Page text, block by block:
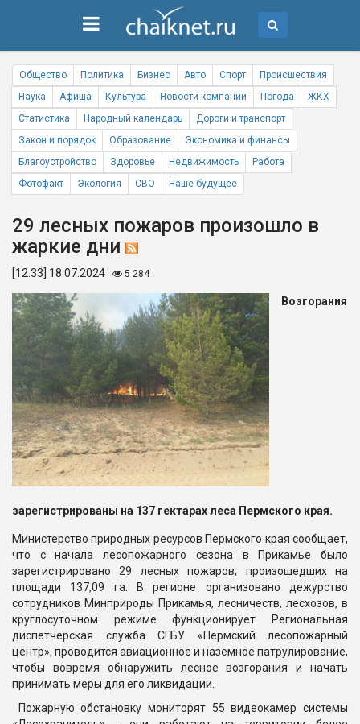
Общество Политика Бизнес Авто Спорт
Происшествия
Наука
Афиша Культура Новости компаний Погода
ЖКХ
Статистика
Народный календарь
Дороги и транспорт
Закон и порядок
Образование
Экономика и финансы
Благоустройство
Здоровье Недвижимость
Работа
Фотофакт
Экология СВО Наше будущее
29 лесных пожаров произошло в
жаркие дни
[12:33] 18.07.2024 5 284
Возгорания
зарегистрированы на 137 гектарах леса Пермского края.
Министерство природных ресурсов Пермского края сообщает,
что с начала лесопожарного сезона в Прикамье было
зарегистрировано 29 лесных пожаров, произошедших на
площади 137,09 га. В регионе организовано дежурство
сотрудников Минприроды Прикамья, лесничеств, лесхозов, в
круглосуточном режиме функционирует Региональная
диспетчерская служба СГБУ «Пермский лесопожарный
центр», проводится авиационное и наземное патрулирование,
чтобы вовремя обнаружить лесное возгорания и начать
принимать меры для его ликвидации.
Пожарную обстановку мониторят 55 видеокамер системы